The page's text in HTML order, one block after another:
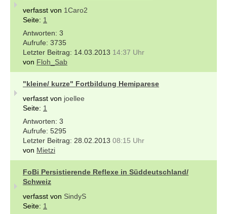
verfasst von 1Caro2
Seite: 1
3
3735
14.03.2013 14:37 Uhr
von Floh_Sab
"kleine/ kurze" Fortbildung Hemiparese
verfasst von joellee
Seite: 1
3
5295
28.02.2013 08:15 Uhr
von Mietzi
FoBi Persistierende Reflexe in Süddeutschland/
Schweiz
verfasst von SindyS
Seite: 1